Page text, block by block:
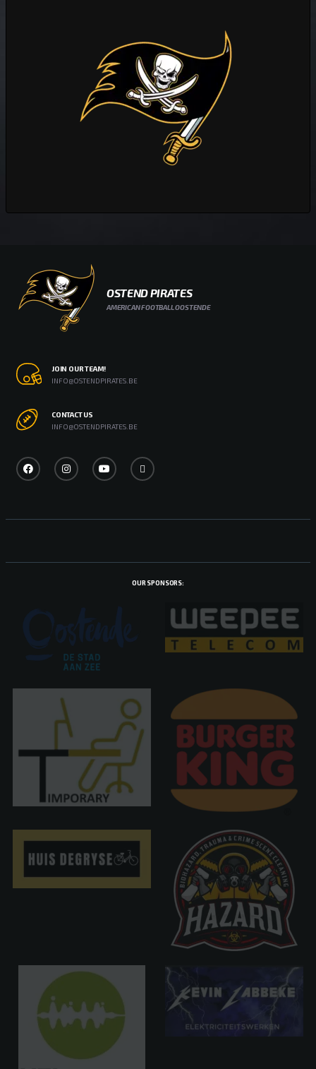
OSTEND PIRATES
AMERICAN FOOTBALL OOSTENDE
JOIN OUR TEAM!
INFO@OSTENDPIRATES.BE
CONTACT US
INFO@OSTENDPIRATES.BE
OUR SPONSORS: